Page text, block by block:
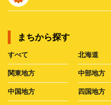
まちから探す
すべて 北海道
関東地方 中部地方
中国地方 四国地方